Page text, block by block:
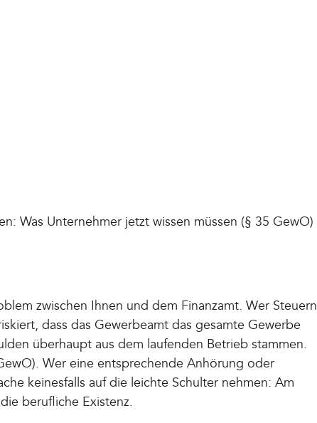
Was Unternehmer jetzt wissen müssen (§ 35 GewO)
zwischen Ihnen und dem Finanzamt. Wer Steuern
dass das Gewerbeamt das gesamte Gewerbe
überhaupt aus dem laufenden Betrieb stammen.
Wer eine entsprechende Anhörung oder
keinesfalls auf die leichte Schulter nehmen: Am
berufliche Existenz.